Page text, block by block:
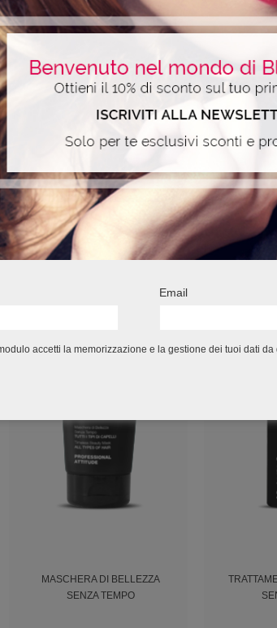
i capelli misti e grassi.
MASCHERA DI BELLEZZA
SENZA TEMPO
Email
accetti la memorizzazione e la gestione dei tuoi dati da